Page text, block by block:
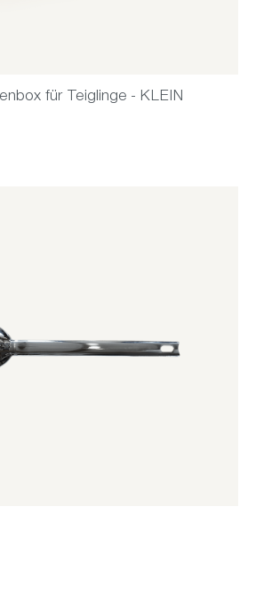
für Teiglinge - KLEIN